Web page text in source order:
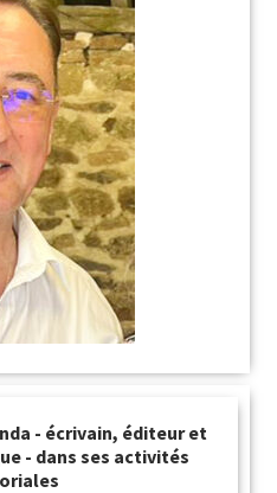
- écrivain, éditeur et
- dans ses activités